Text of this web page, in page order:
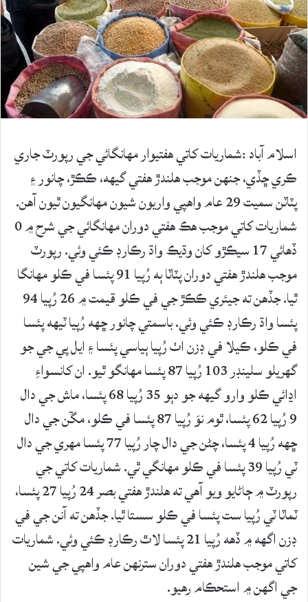
اسلام آباد :شماريات کاتي هفتيوار مهانگائي جي رپورٽ جاري
ڪري ڇڏي، جنهن موجب هلندڙ هفتي گيهه، ڪڪڙ، چانور ۽
پٽاٽن سميت 29 عام واهپي واريون شيون مهانگيون ٿيون آهن.
شماريات کاتي موجب هڪ هفتي دوران مهانگائي جي شرح ۾ 0
ڏهائي 17 سيڪڙو کان وڌيڪ واڌ رڪارڊ ڪئي وئي. رپورٽ
موجب هلندڙ هفتي دوران پٽاٽا ٻه رُپيا 91 پئسا في ڪلو مهانگا
ٿيا. جڏهن ته جيئري ڪڪڙ جي في ڪلو قيمت ۾ 26 رُپيا 94
پئسا واڌ رڪارڊ ڪئي وئي. باسمتي چانور ڇهه رُپيا ٽيهه پئسا
في ڪلو، ڪيلا في ڊزن اٺ رُپيا ٻياسي پئسا ۽ ايل پي جي جو
گهريلو سلينڊر 103 رُپيا 87 پئسا مهانگو ٿيو. ان کانسواءِ
اڍائي ڪلو وارو گيهه جو دٻو 35 رُپيا 68 پئسا، ماش جي دال
9 رُپيا 62 پئسا، ٿوم نوَ رُپيا 87 پئسا في ڪلو، مڱن جي دال
ڇهه رُپيا 4 پئسا، چڻن جي دال چار رُپيا 77 پئسا مهري جي دال
ٽي رُپيا 39 پئسا في ڪلو مهانگي ٿي. شماريات کاتي جي
رپورٽ ۾ ڄاڻايو ويو آهي ته هلندڙ هفتي بصر 24 رُپيا 27 پئسا،
ٽماٽا ٽي رُپيا ست پئسا في ڪلو سستا ٿيا. جڏهن ته آنن جي في
ڊزن اگهه ۾ ڏهه رُپيا 21 پئسا لاٿ رڪارڊ ڪئي وئي. شماريات
کاتي موجب هلندڙ هفتي دوران سترنهن عام واهپي جي شين
جي اگهن ۾ استحڪام رهيو.